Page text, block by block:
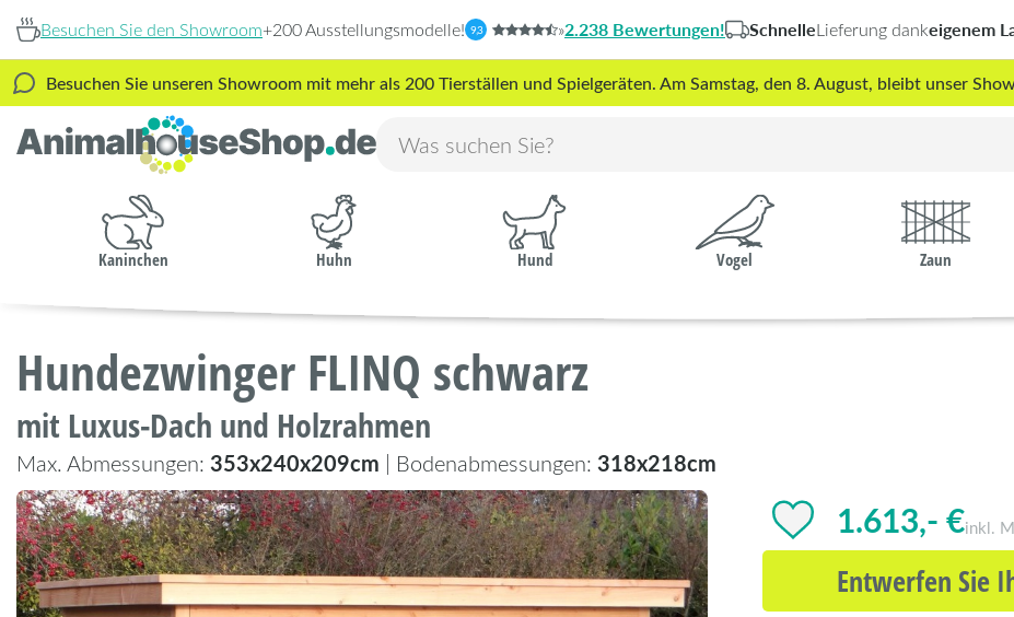
Besuchen Sie den Showroom+200 Ausstellungsmodelle! 9,3 »2.238 Bewertungen! SchnelleLieferung dankeigenem
Besuchen Sie unseren Showroom mit mehr als 200 Tierställen und Spielgeräten. Am Samstag, den 8. August, bleibt unser
Kaninchen Huhn Hund Vogel Zaun
Hundezwinger FLINQ schwarz
mit Luxus-Dach und Holzrahmen
Max. Abmessungen: 353x240x209cm | Bodenabmessungen: 318x218cm
1.613,- €inkl.
Entwerfen Sie